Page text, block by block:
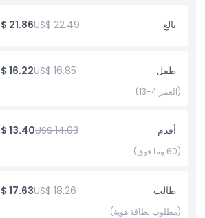
المسائية. تبدأ الغرف المختارة بعناية من أنفاق
إلى محاكاة انعدام الجاذبية، وصولًا إلى غرف
كوست العفوية، مع تقديم تجربة ترفيهية تفاعلية
دقائق من الشواطئ وأبرز الحدائق الترفيهية.
المتضمنات
سياسة الأطفال والبالغين
بالغ US$ 22.49
21.86
طفل US$ 16.85
16.22
(العمر 4-13)
أقدم US$ 14.03
13.40
(60 وما فوق)
طالب US$ 18.26
17.63
(مطلوب بطاقة هوية)